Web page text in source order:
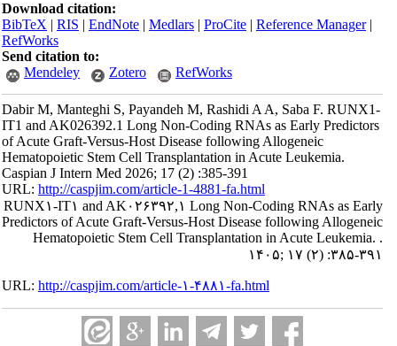
Download citation:
BibTeX|RIS|EndNote|Medlars|ProCite|Reference Manager
RefWorks
Send citation to:
Mendeley
Zotero RefWorks
Dabir M, Manteghi S, Payandeh M, Rashidi A A, Saba F. RUNX1-
IT1 and AK026392.1 Long Non-Coding RNAs as Early Predictors
of Acute Graft-Versus-Host Disease following Allogeneic
Hematopoietic Stem Cell Transplantation in Acute Leukemia.
Caspian J Intern Med 2026; 17 (2) :385-391
URL:http://caspjim.com/article-1-4881-fa.html
RUNX۱-IT۱ and AK۰۲۶۳۹۲,۱ Long Non-Coding RNAs as Early
Predictors of Acute Graft-Versus-Host Disease following Allogeneic
Hematopoietic Stem Cell Transplantation in Acute Leukemia. .
۱۴۰۵; ۱۷ (۲) :۳۸۵-۳۹۱
URL:http://caspjim.com/article-۱-۴۸۸۱-fa.html